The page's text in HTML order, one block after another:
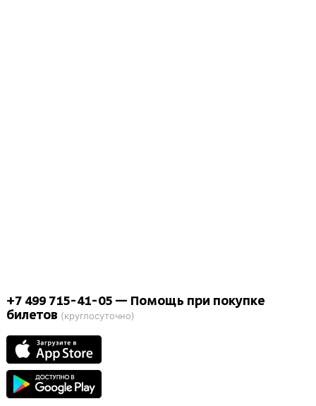
+7 499 715-41-05— Помощь при покупке
билетов (круглосуточно)